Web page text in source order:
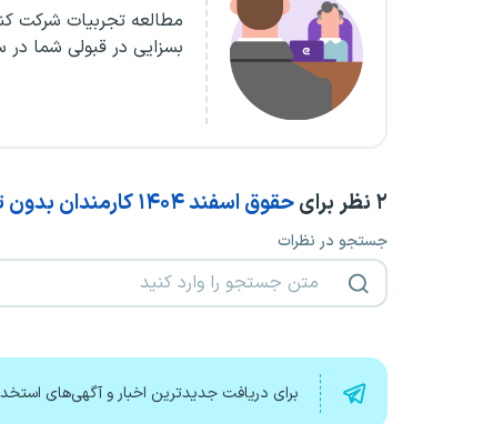
مطالعه تجربیات شرکت
بسزایی در قبولی شما
۲ نظر برایحقوق اسفند ۱۴۰۴ کارمندان بدون تاخیر واریز خواهد شد
جستجو در نظرات
برای دریافت جدیدترین اخبار و آگهی‌های